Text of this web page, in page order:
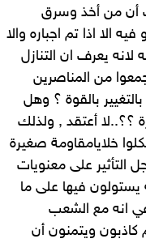
من أخذ وسرق
الا اذا تم اجباره والا
يعرف ان التنازل
من المناصرين
بالقوة ؟ وهل
؟؟..لا أعتقد , ولذلك
خلايامقاومة صغيرة
التأثير على معنويات
يستولون فيها على ما
انه مع الشعب
كاذبون ويتمنون أن